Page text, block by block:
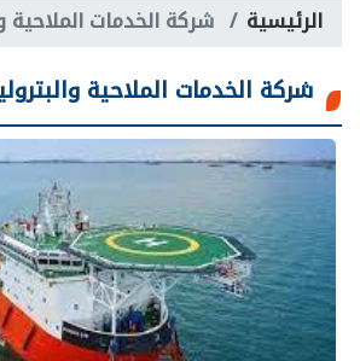
الرئيسية شركة الخدمات الملاحية
شركة الخدمات الملاحية